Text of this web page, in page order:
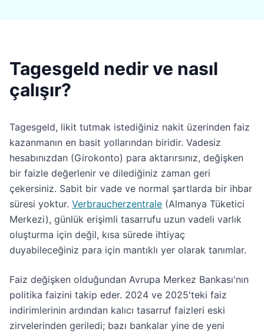
Tagesgeld nedir ve nasıl
çalışır?
Tagesgeld, likit tutmak istediğiniz nakit üzerinden faiz
kazanmanın en basit yollarından biridir. Vadesiz
hesabınızdan (Girokonto) para aktarırsınız, değişken
bir faizle değerlenir ve dilediğiniz zaman geri
çekersiniz. Sabit bir vade ve normal şartlarda bir ihbar
süresi yoktur. Verbraucherzentrale (Almanya Tüketici
Merkezi), günlük erişimli tasarrufu uzun vadeli varlık
oluşturma için değil, kısa sürede ihtiyaç
duyabileceğiniz para için mantıklı yer olarak tanımlar.
Faiz değişken olduğundan Avrupa Merkez Bankası'nın
politika faizini takip eder. 2024 ve 2025'teki faiz
indirimlerinin ardından kalıcı tasarruf faizleri eski
zirvelerinden geriledi; bazı bankalar yine de yeni